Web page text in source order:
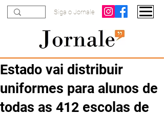
Siga o Jornale
Estado vai distribuir
uniformes para alunos de
todas as 412 escolas de